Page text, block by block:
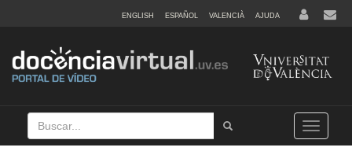
ENGLISH ESPAÑOL VALENCIÀ AJUDA
Buscar
Tramet
Toggle
navigation